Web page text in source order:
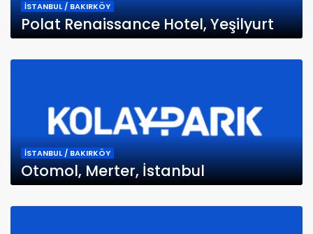
İSTANBUL / BAKIRKÖY
Polat Renaissance Hotel, Yeşilyurt
İSTANBUL / BAKIRKÖY
Otomol, Merter, İstanbul